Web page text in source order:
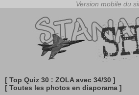
[ Top Quiz 30 : ZOLA avec 34/30 ]
[ Toutes les photos en diaporama ]